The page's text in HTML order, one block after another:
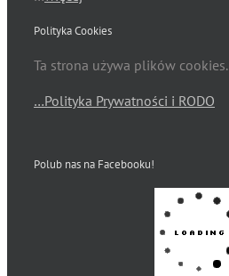
Polityka Cookies
Ta strona używa plików cookies.
…Polityka Prywatności i RODO
Polub nas na Facebooku!